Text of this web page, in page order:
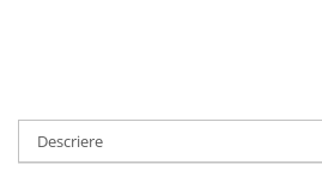
Descriere